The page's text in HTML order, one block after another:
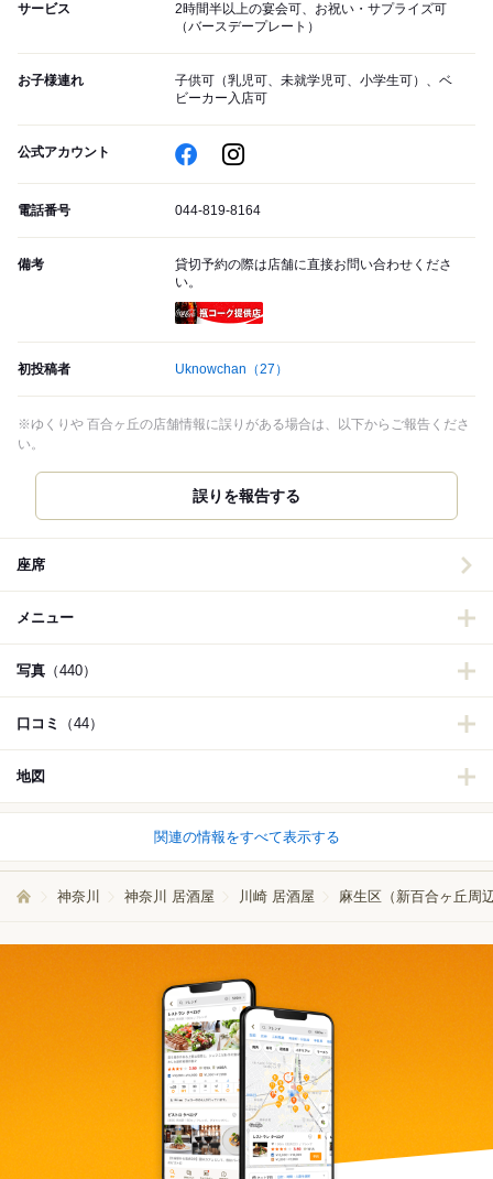
サービス
2時間半以上の宴会可、お祝い・サプライズ可
（バースデープレート）
お子様連れ
子供可（乳児可、未就学児可、小学生可）、ベ
ビーカー入店可
公式アカウント
電話番号 044-819-8164
備考
貸切予約の際は店舗に直接お問い合わせくださ
い。
初投稿者 Uknowchan （27）
※ゆくりや 百合ヶ丘の店舗情報に誤りがある場合は、以下からご報告くださ
い。
誤りを報告する
座席
メニュー
写真 （440）
口コミ （44）
地図
関連の情報をすべて表示する
神奈川 神奈川 居酒屋 川崎 居酒屋 麻生区（新百合ヶ丘周